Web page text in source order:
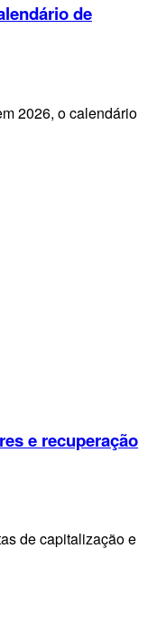
de
2026, o calendário
e recuperação
de capitalização e